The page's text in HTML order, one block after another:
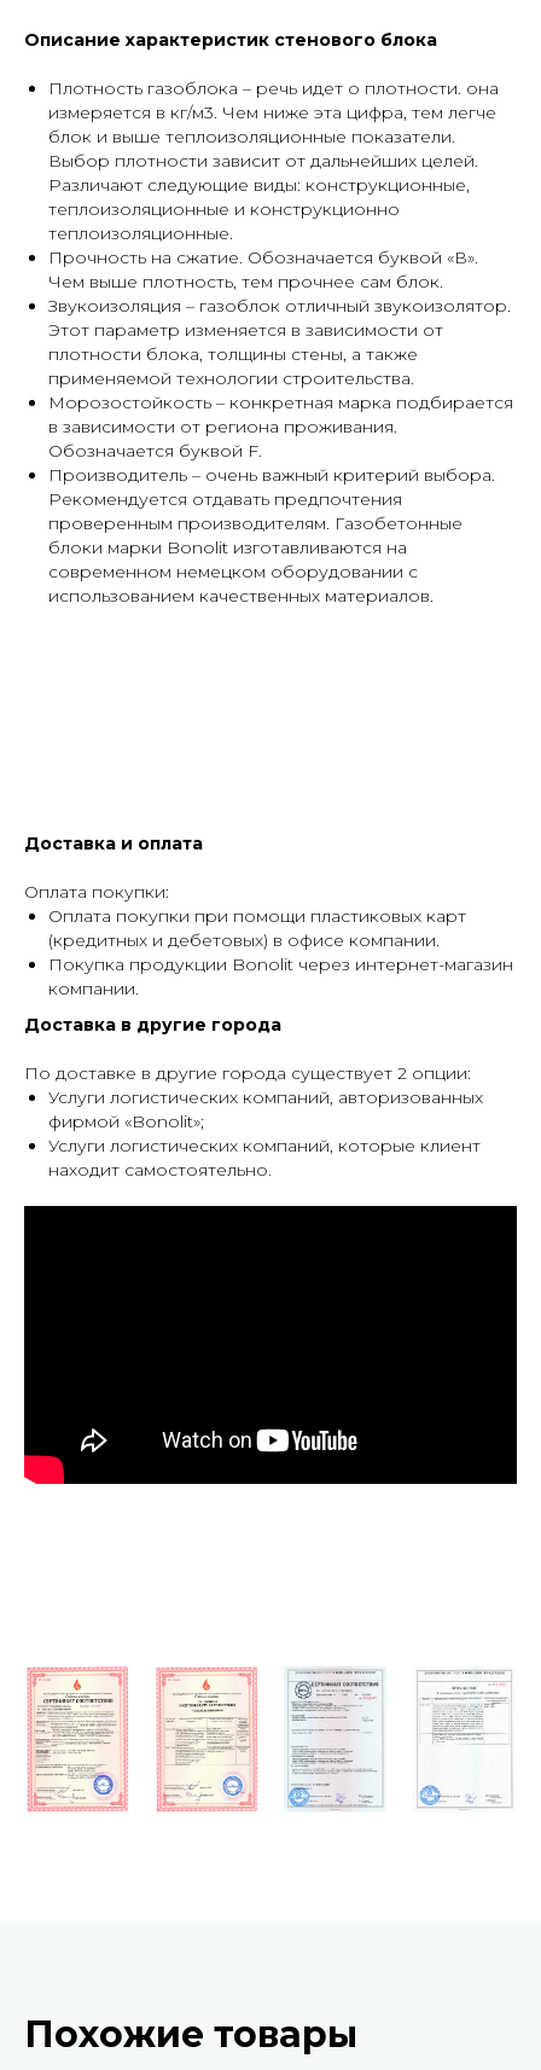
Описание характеристик стенового блока
Плотность газоблока – речь идет о плотности. она
измеряется в кг/м3. Чем ниже эта цифра, тем легче
блок и выше теплоизоляционные показатели.
Выбор плотности зависит от дальнейших целей.
Различают следующие виды: конструкционные,
теплоизоляционные и конструкционно
теплоизоляционные.
Прочность на сжатие. Обозначается буквой «В».
Чем выше плотность, тем прочнее сам блок.
Звукоизоляция – газоблок отличный звукоизолятор.
Этот параметр изменяется в зависимости от
плотности блока, толщины стены, а также
применяемой технологии строительства.
Морозостойкость – конкретная марка подбирается
в зависимости от региона проживания.
Обозначается буквой F.
Производитель – очень важный критерий выбора.
Рекомендуется отдавать предпочтения
проверенным производителям. Газобетонные
блоки марки Bonolit изготавливаются на
современном немецком оборудовании с
использованием качественных материалов.
Доставка и оплата
Оплата покупки:
Оплата покупки при помощи пластиковых карт
(кредитных и дебетовых) в офисе компании.
Покупка продукции Bonolit через интернет-магазин
компании.
Доставка в другие города
По доставке в другие города существует 2 опции:
Услуги логистических компаний, авторизованных
фирмой «Bonolit»;
Услуги логистических компаний, которые клиент
находит самостоятельно.
Похожие товары